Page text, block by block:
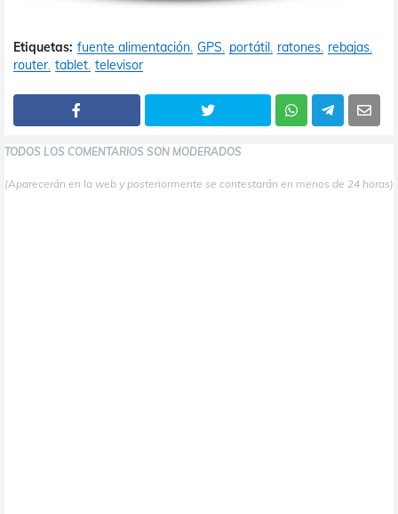
Etiquetas: fuente alimentación GPS portátil ratones rebajas
router tablet televisor
TODOS LOS COMENTARIOS SON MODERADOS
(Aparecerán en la web y posteriormente se contestarán en menos de 24 horas)